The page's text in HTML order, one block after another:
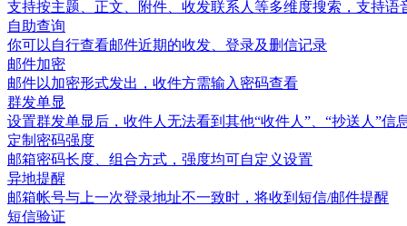
支持按主题、正文、附件、收发联系人等多维度搜索，支持语
自助查询
你可以自行查看邮件近期的收发、登录及删信记录
邮件加密
邮件以加密形式发出，收件方需输入密码查看
群发单显
设置群发单显后，收件人无法看到其他“收件人”、“抄送人”信
定制密码强度
邮箱密码长度、组合方式，强度均可自定义设置
异地提醒
邮箱帐号与上一次登录地址不一致时，将收到短信/邮件提醒
短信验证